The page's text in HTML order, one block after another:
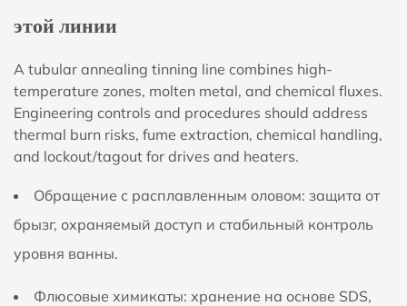
этой линии
А tubular annealing tinning line combines high-
temperature zones, molten metal, and chemical fluxes.
Engineering controls and procedures should address
thermal burn risks, fume extraction, chemical handling,
and lockout/tagout for drives and heaters.
Обращение с расплавленным оловом: защита от
брызг, охраняемый доступ и стабильный контроль
уровня ванны.
Флюсовые химикаты: хранение на основе SDS,